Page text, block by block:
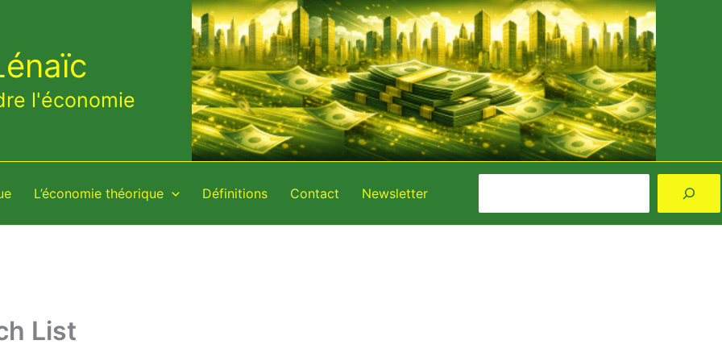
l'économie
L’économie théorique Définitions Contact Newsletter
List